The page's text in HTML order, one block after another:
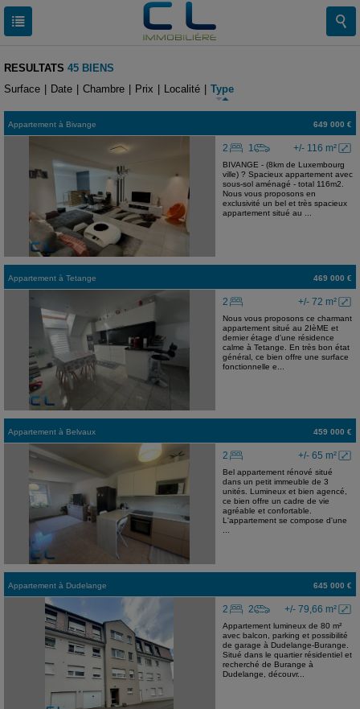
RESULTATS 45 BIENS
Surface
Date Chambre Prix Localité Type
Appartement à Bivange 649 000 €
+/- 116 m²
2 1
BIVANGE - (8km de Luxembourg
ville) ? Spacieux appartement avec
sous-sol aménagé - total 116m2.
Nous vous proposons en
exclusivité un bel et très spacieux
appartement situé au ...
Appartement à Tetange 469 000 €
+/- 72 m²
2
Nous vous proposons ce charmant
appartement situé au 2IèME et
dernier étage d'une résidence
calme à Tetange. En très bon état
général, ce bien offre une surface
fonctionnelle e...
Appartement à Belvaux 459 000 €
+/- 65 m²
2
Bel appartement rénové situé
dans un petit immeuble de 3
unités. Lumineux et bien agencé,
ce bien offre un cadre de vie
agréable et confortable.
L'appartement se compose d'une
Appartement à Dudelange 645 000 €
+/- 79,66 m²
2 2
Appartement lumineux de 80 m²
avec balcon, parking et possibilité
de garage à Dudelange-Burange.
Situé dans le quartier résidentiel et
recherché de Burange à
Dudelange, découvr...